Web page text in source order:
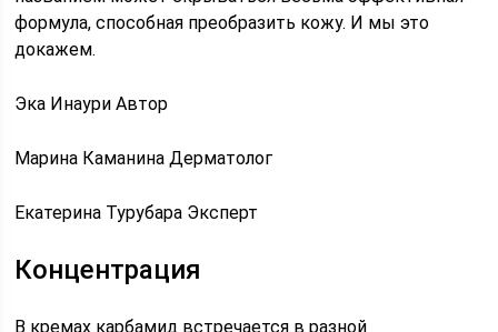
формула, способная преобразить кожу. И мы это
докажем.
Эка Инаури Автор
Марина Каманина Дерматолог
Екатерина Турубара Эксперт
Концентрация
В кремах карбамид встречается в разной